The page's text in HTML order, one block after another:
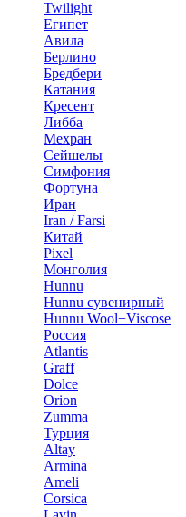
Twilight
Египет
Авила
Берлино
Бредбери
Катания
Кресент
Либба
Мехран
Сейшелы
Симфония
Фортуна
Иран
Iran / Farsi
Китай
Pixel
Монголия
Hunnu
Hunnu сувенирный
Hunnu Wool+Viscose
Россия
Atlantis
Graff
Dolce
Orion
Zumma
Турция
Altay
Armina
Ameli
Corsica